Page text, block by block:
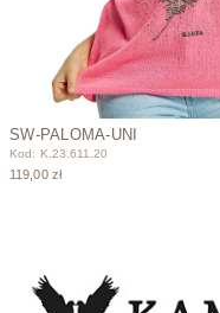
SW-PALOMA-UNI
Kod: K.23.611.20
119,00 zł